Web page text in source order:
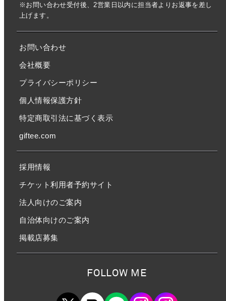
※お問い合わせ受付後、2営業日以内に担当者よりお返事を差し
上げます。
お問い合わせ
会社概要
プライバシーポリシー
個人情報保護方針
特定商取引法に基づく表示
giftee.com
採用情報
チケット利用者予約サイト
法人向けのご案内
自治体向けのご案内
掲載店募集
FOLLOW ME